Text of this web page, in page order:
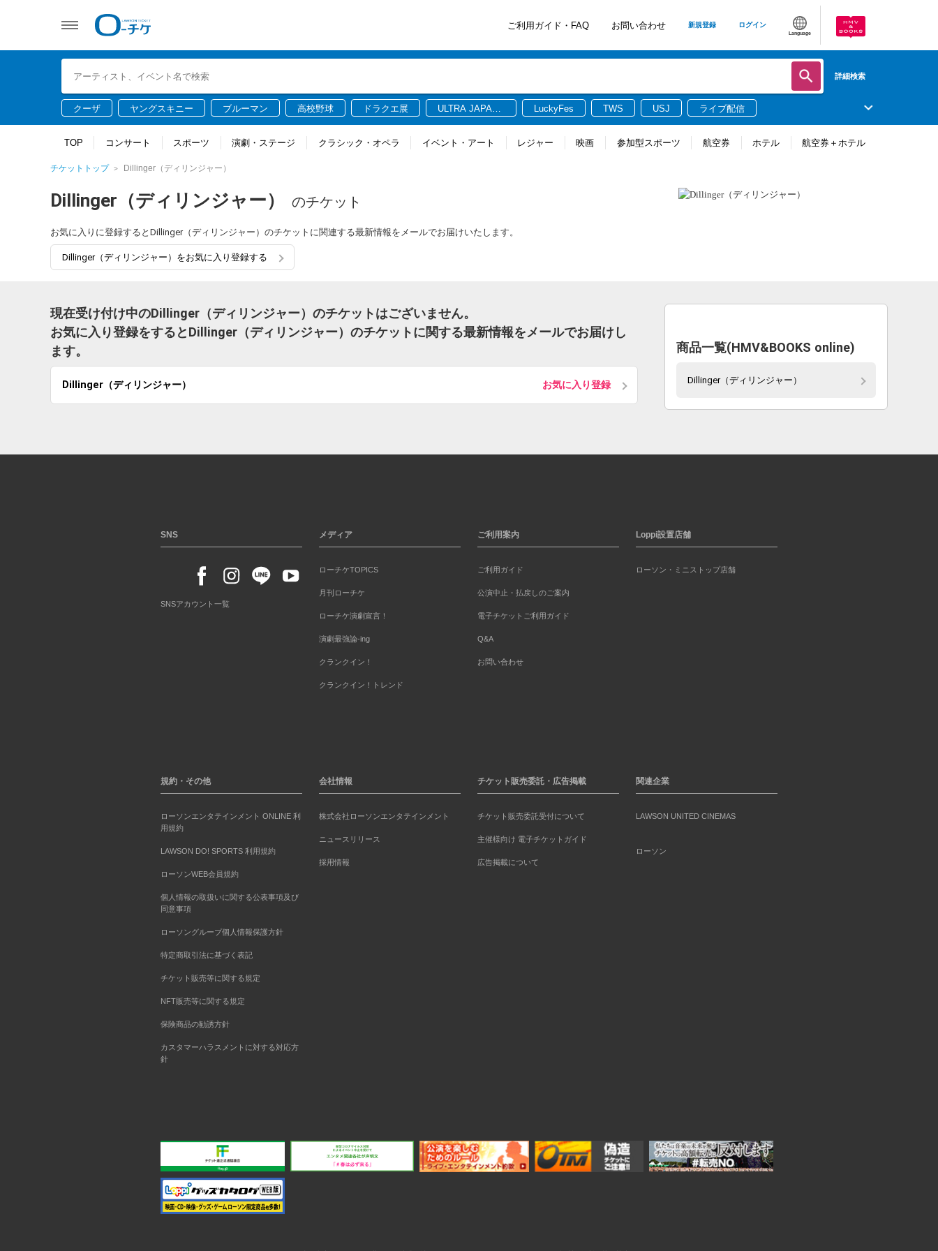
ご利用ガイド・FAQ お問い合わせ 新規登録 ログイン
Language
詳細検索
クーザ ヤングスキニー ブルーマン 高校野球 ドラクエ展
ULTRA JAPAN
LuckyFes TWS USJ ライブ配信
TOP コンサート スポーツ 演劇・ステージ クラシック・オペラ イベント・アート レジャー 映画 参加型スポーツ 航空券 ホテル 航空券＋ホテル
チケットトップ Dillinger（ディリンジャー）
Dillinger（ディリンジャー） のチケット
お気に入りに登録するとDillinger（ディリンジャー）のチケットに関連する最新情報をメールでお届けいたします。
Dillinger（ディリンジャー）をお気に入り登録する
現在受け付け中のDillinger（ディリンジャー）のチケットはございません。
お気に入り登録をするとDillinger（ディリンジャー）のチケットに関する最新情報をメールでお届けし
ます。
Dillinger（ディリンジャー） お気に入り登録
商品一覧(HMV&BOOKS online)
Dillinger（ディリンジャー）
SNS
SNSアカウント一覧
メディア
ローチケTOPICS
月刊ローチケ
ローチケ演劇宣言！
演劇最強論-ing
クランクイン！
クランクイン！トレンド
ご利用案内
ご利用ガイド
公演中止・払戻しのご案内
電子チケットご利用ガイド
Q&A
お問い合わせ
Loppi設置店舗
ローソン・ミニストップ店舗
規約・その他
ローソンエンタテインメント ONLINE 利
用規約
LAWSON DO! SPORTS 利用規約
ローソンWEB会員規約
個人情報の取扱いに関する公表事項及び
同意事項
ローソングループ個人情報保護方針
特定商取引法に基づく表記
チケット販売等に関する規定
NFT販売等に関する規定
保険商品の勧誘方針
カスタマーハラスメントに対する対応方
針
会社情報
株式会社ローソンエンタテインメント
ニュースリリース
採用情報
チケット販売委託・広告掲載
チケット販売委託受付について
主催様向け 電子チケットガイド
広告掲載について
関連企業
LAWSON UNITED CINEMAS
ローソン